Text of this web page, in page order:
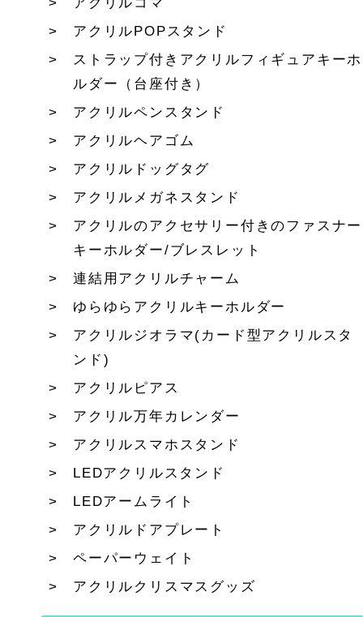
アクリルPOPスタンド
ストラップ付きアクリルフィギュアキーホ
ルダー（台座付き）
アクリルペンスタンド
アクリルヘアゴム
アクリルドッグタグ
アクリルメガネスタンド
アクリルのアクセサリー付きのファスナー
キーホルダー/ブレスレット
連結用アクリルチャーム
ゆらゆらアクリルキーホルダー
アクリルジオラマ(カード型アクリルスタ
ンド)
アクリルピアス
アクリル万年カレンダー
アクリルスマホスタンド
LEDアクリルスタンド
LEDアームライト
アクリルドアプレート
ペーパーウェイト
アクリルクリスマスグッズ